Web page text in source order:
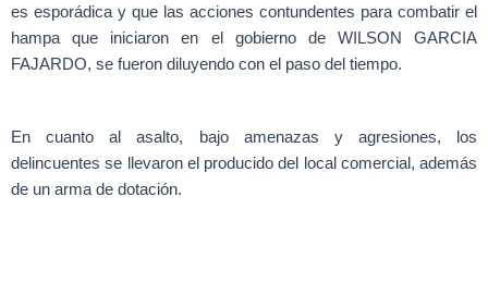
es esporádica y que las acciones contundentes para combatir el
hampa que iniciaron en el gobierno de WILSON GARCIA
FAJARDO, se fueron diluyendo con el paso del tiempo.
En cuanto al asalto, bajo amenazas y agresiones, los
delincuentes se llevaron el producido del local comercial, además
de un arma de dotación.